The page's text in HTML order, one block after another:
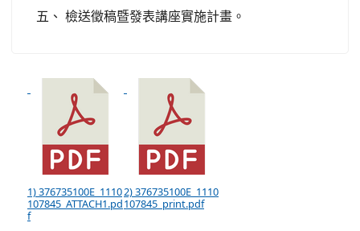
五、 檢送徵稿暨發表講座實施計畫。
1) 376735100E_1110
107845_ATTACH1.pd
f
2) 376735100E_1110
107845_print.pdf